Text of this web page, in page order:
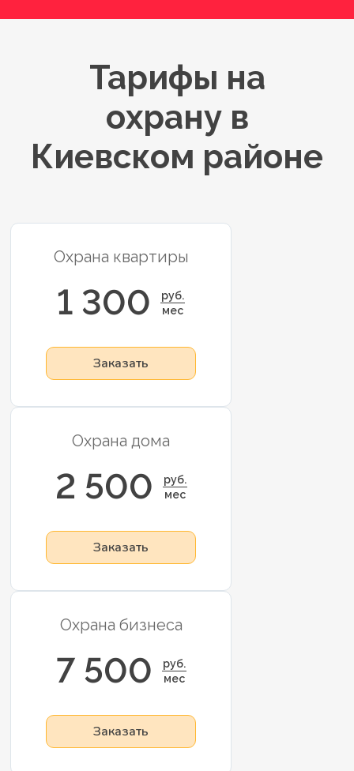
Тарифы на
охрану в
Киевском районе
Охрана квартиры
1 300
руб.
мес
Заказать
Охрана дома
2 500
руб.
мес
Заказать
Охрана бизнеса
7 500
руб.
мес
Заказать